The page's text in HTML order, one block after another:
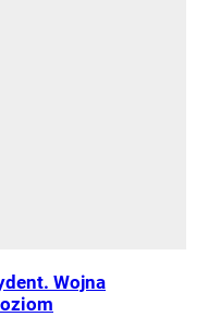
Wojna